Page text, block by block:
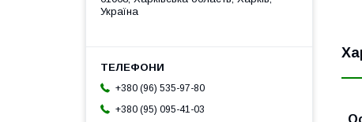
Україна
+380 (96) 535-97-80
+380 (95) 095-41-03